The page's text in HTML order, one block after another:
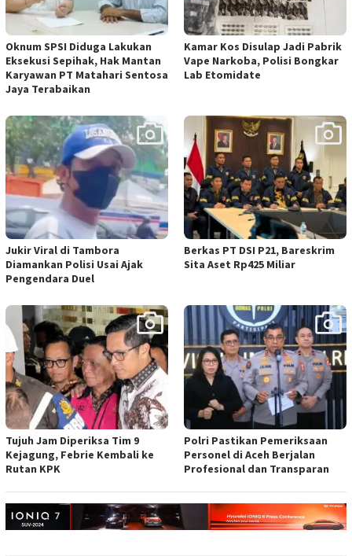
Oknum SPSI Diduga Lakukan
Eksekusi Sepihak, Hak Mantan
Karyawan PT Matahari Sentosa
Jaya Terabaikan
Kamar Kos Disulap Jadi Pabrik
Vape Narkoba, Polisi Bongkar
Lab Etomidate
Jukir Viral di Tambora
Diamankan Polisi Usai Ajak
Pengendara Duel
Berkas PT DSI P21, Bareskrim
Sita Aset Rp425 Miliar
Tujuh Jam Diperiksa Tim 9
Kejagung, Febrie Kembali ke
Rutan KPK
Polri Pastikan Pemeriksaan
Personel di Aceh Berjalan
Profesional dan Transparan